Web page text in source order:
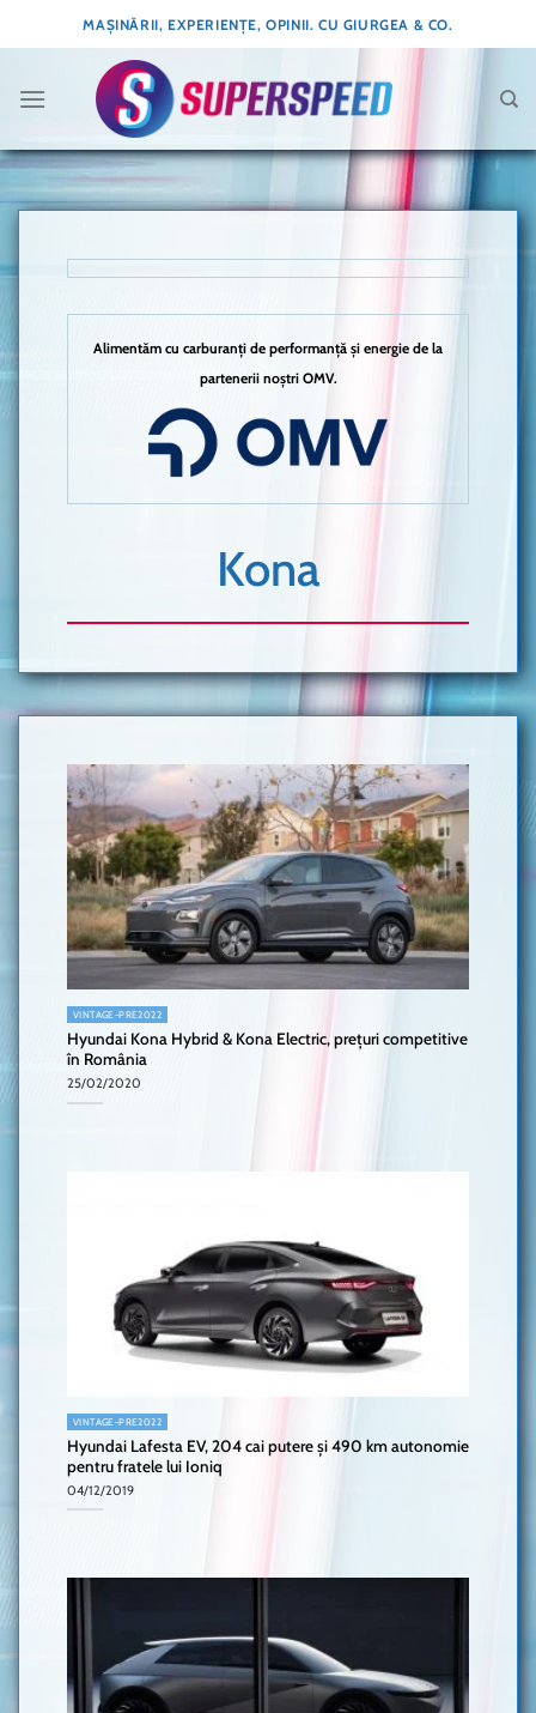
to
MAȘINĂRII, EXPERIENȚE, OPINII. CU GIURGEA & CO.
Alimentăm cu carburanți de performanță și energie de la
partenerii noștri OMV.
Kona
VINTAGE-PRE2022
Hyundai Kona Hybrid & Kona Electric, prețuri competitive
în România
25/02/2020
VINTAGE-PRE2022
Hyundai Lafesta EV, 204 cai putere și 490 km autonomie
pentru fratele lui Ioniq
04/12/2019